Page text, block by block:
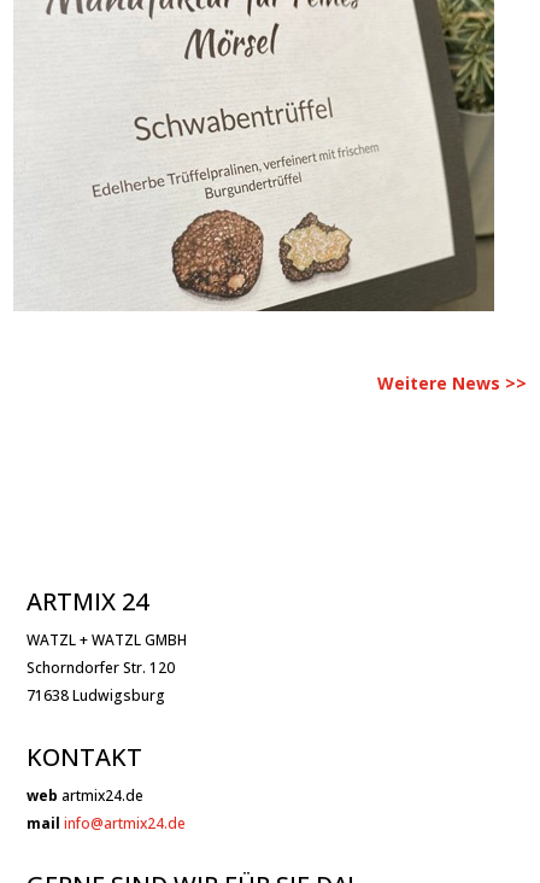
Weitere News >>
ARTMIX 24
WATZL + WATZL GMBH
Schorndorfer Str. 120
71638 Ludwigsburg
KONTAKT
web artmix24.de
mail info@artmix24.de